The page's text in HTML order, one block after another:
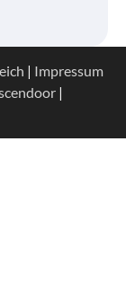
| Impressum
|